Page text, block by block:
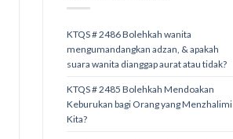
KTQS # 2486 Bolehkah wanita
mengumandangkan adzan, & apakah
suara wanita dianggap aurat atau tidak?
KTQS # 2485 Bolehkah Mendoakan
Keburukan bagi Orang yang Menzhalimi
Kita?